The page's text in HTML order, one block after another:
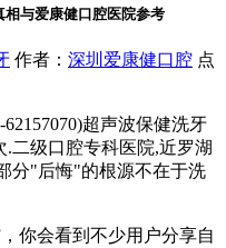
与爱康健口腔医院参考
作者： 深圳爱康健口腔 点
超声波保健洗牙
.二级口腔专科医院,近罗湖
分"后悔"的根源不在于洗
你会看到不少用户分享自